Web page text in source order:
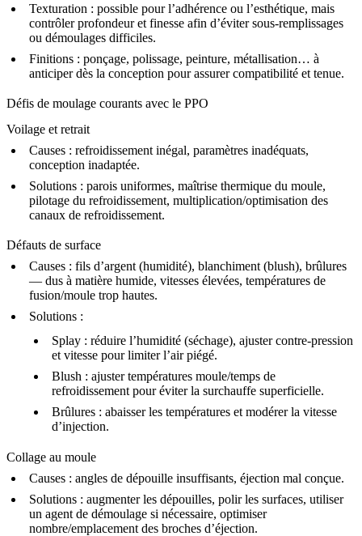
Texturation : possible pour l’adhérence ou l’esthétique, mais
contrôler profondeur et finesse afin d’éviter sous-remplissages
ou démoulages difficiles.
Finitions : ponçage, polissage, peinture, métallisation… à
anticiper dès la conception pour assurer compatibilité et tenue.
Défis de moulage courants avec le PPO
Voilage et retrait
Causes : refroidissement inégal, paramètres inadéquats,
conception inadaptée.
Solutions : parois uniformes, maîtrise thermique du moule,
pilotage du refroidissement, multiplication/optimisation des
canaux de refroidissement.
Défauts de surface
Causes : fils d’argent (humidité), blanchiment (blush), brûlures
— dus à matière humide, vitesses élevées, températures de
fusion/moule trop hautes.
Solutions :
Splay : réduire l’humidité (séchage), ajuster contre-pression
et vitesse pour limiter l’air piégé.
Blush : ajuster températures moule/temps de
refroidissement pour éviter la surchauffe superficielle.
Brûlures : abaisser les températures et modérer la vitesse
d’injection.
Collage au moule
Causes : angles de dépouille insuffisants, éjection mal conçue.
Solutions : augmenter les dépouilles, polir les surfaces, utiliser
un agent de démoulage si nécessaire, optimiser
nombre/emplacement des broches d’éjection.